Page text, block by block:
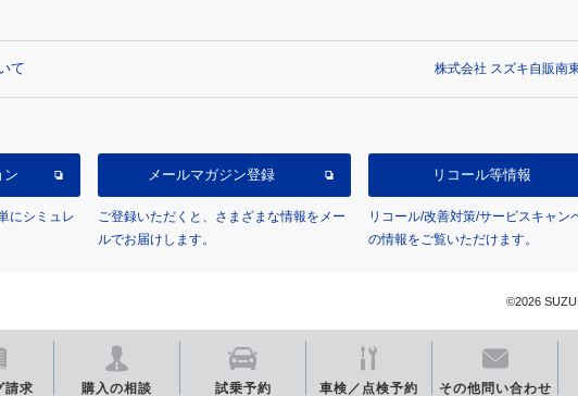
請求 購入の相談 試乗予約 車検／点検予約 その他問い合わせ
て 株式会社 スズキ自販南
ン
にシミュレ
メールマガジン登録
ご登録いただくと、さまざまな情報をメー
ルでお届けします。
リコール等情報
リコール/改善対策/サービスキャン
の情報をご覧いただけます。
©2026